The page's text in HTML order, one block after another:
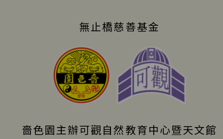
無止橋慈善基金
嗇色園主辦可觀自然教育中心暨天文館